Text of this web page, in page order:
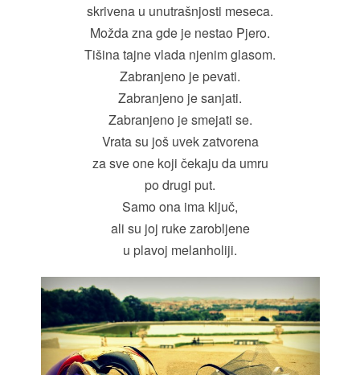
skrivena u unutrašnjosti meseca.
Možda zna gde je nestao Pjero.
Tišina tajne vlada njenim glasom.
Zabranjeno je pevati.
Zabranjeno je sanjati.
Zabranjeno je smejati se.
Vrata su još uvek zatvorena
za sve one koji čekaju da umru
po drugi put.
Samo ona ima ključ,
ali su joj ruke zarobljene
u plavoj melanholiji.